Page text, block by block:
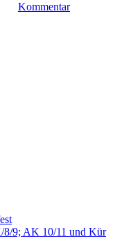
Kommentar
8/9; AK 10/11 und Kür